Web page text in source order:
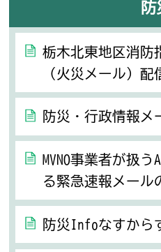
防
栃木北東地区消防
（火災メール）配
防災・行政情報メ
MVNO事業者が扱
る緊急速報メール
防災Infoなすから